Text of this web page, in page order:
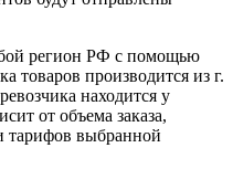
регион РФ с помощью
товаров производится из г.
находится у
от объема заказа,
тарифов выбранной